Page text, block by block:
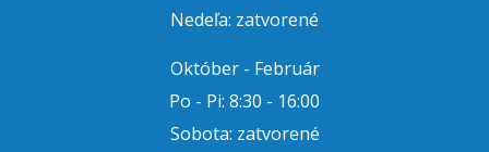
Nedeľa: zatvorené
Október - Február
Po - Pi: 8:30 - 16:00
Sobota: zatvorené